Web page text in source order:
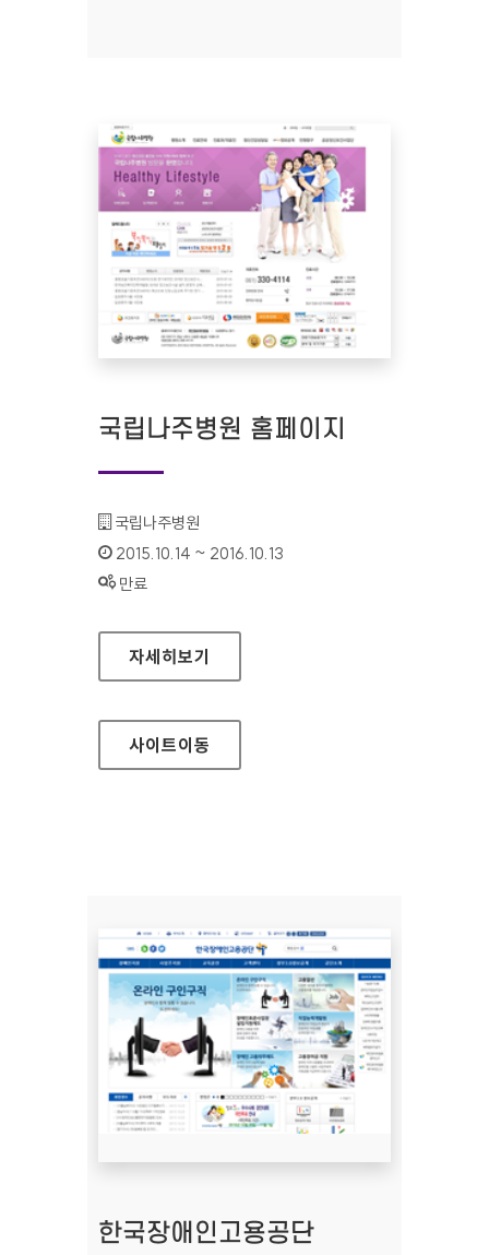
국립나주병원 홈페이지
기관명 :
국립나주병원
인증기간 :
2015.10.14 ~ 2016.10.13
상태 :
만료
국립나주병원 홈페이지
자세히보기
사이트이동
한국장애인고용공단